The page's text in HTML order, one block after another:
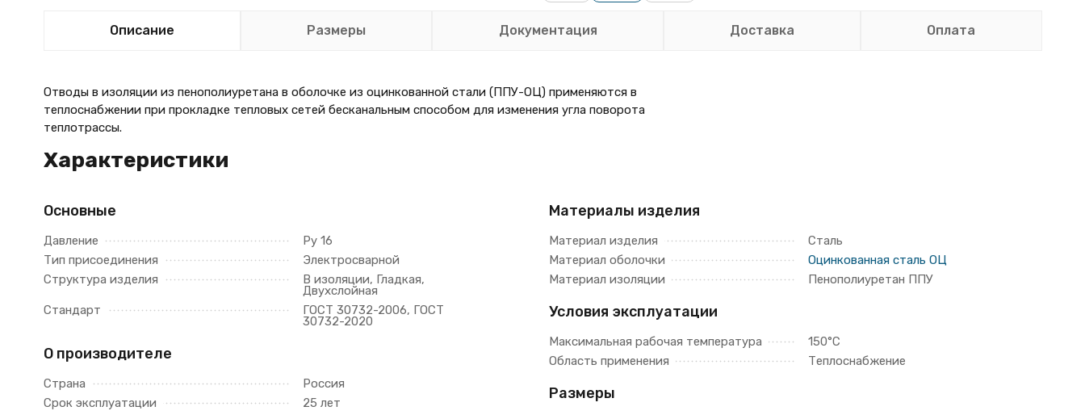
Описание Размеры Документация Доставка Оплата
Отводы в изоляции из пенополиуретана в оболочке из оцинкованной стали (ППУ-ОЦ) применяются в
теплоснабжении при прокладке тепловых сетей бесканальным способом для изменения угла поворота
теплотрассы.
Характеристики
Основные
Давление
Ру 16
Тип присоединения
Электросварной
Структура изделия
В изоляции, Гладкая,
Двухслойная
Стандарт
ГОСТ 30732-2006, ГОСТ
30732-2020
О производителе
Страна
Россия
Срок эксплуатации
25 лет
Материалы изделия
Материал изделия
Сталь
Материал оболочки
Оцинкованная сталь ОЦ
Материал изоляции
Пенополиуретан ППУ
Условия эксплуатации
Максимальная рабочая температура
150°С
Область применения
Теплоснабжение
Размеры